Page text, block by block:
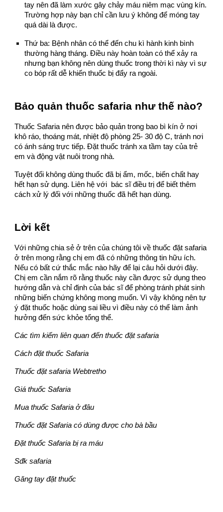
tay nên đã làm xước gây chảy máu niêm mạc vùng kín.
Trường hợp này bạn chỉ cần lưu ý không để móng tay
quá dài là được.
Thứ ba: Bệnh nhân có thể đến chu kì hành kinh bình
thường hàng tháng. Điều này hoàn toàn có thể xảy ra
nhưng bạn không nên dùng thuốc trong thời kì này vì sự
co bóp rất dễ khiến thuốc bị đẩy ra ngoài.
Bảo quản thuốc safaria như thế nào?
Thuốc Safaria nên được bảo quản trong bao bì kín ở nơi
khô ráo, thoáng mát, nhiệt độ phòng 25- 30 độ C, tránh nơi
có ánh sáng trực tiếp. Đặt thuốc tránh xa tầm tay của trẻ
em và động vật nuôi trong nhà.
Tuyệt đối không dùng thuốc đã bị ẩm, mốc, biến chất hay
hết hạn sử dụng. Liên hệ với bác sĩ điều trị để biết thêm
cách xử lý đối với những thuốc đã hết hạn dùng.
Lời kết
Với những chia sẻ ở trên của chúng tôi về thuốc đặt safaria
ở trên mong rằng chị em đã có những thông tin hữu ích.
Nếu có bất cứ thắc mắc nào hãy để lại câu hỏi dưới đây.
Chị em cần nắm rõ rằng thuốc này cần được sử dụng theo
hướng dẫn và chỉ định của bác sĩ để phòng tránh phát sinh
những biến chứng không mong muốn. Vì vậy không nên tự
ý đặt thuốc hoặc dùng sai liều vì điều này có thể làm ảnh
hưởng đến sức khỏe tổng thể.
Các tìm kiếm liên quan đến thuốc đặt safaria
Cách đặt thuốc Safaria
Thuốc đặt safaria Webtretho
Giá thuốc Safaria
Mua thuốc Safaria ở đâu
Thuốc đặt Safaria có dùng được cho bà bầu
Đặt thuốc Safaria bị ra máu
Sđk safaria
Găng tay đặt thuốc